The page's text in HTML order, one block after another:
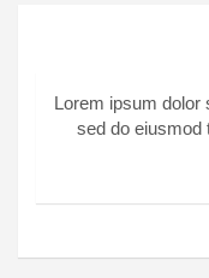
Lorem ipsum dolor
sed do eiusmod